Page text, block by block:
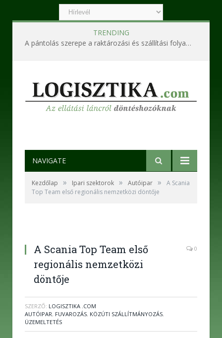
TRENDING
A pántolás szerepe a raktározási és szállítási folyamatokban
NAVIGATE
Kezdőlap » Ipari szektorok » Autóipar »
A Scania
Top Team első regionális nemzetközi döntője
A Scania Top Team első
regionális nemzetközi
döntője
0
SZERZŐ: LOGISZTIKA .COM
AUTÓIPAR, FUVAROZÁS, KÖZÚTI SZÁLLÍTMÁNYOZÁS,
ÜZEMELTETÉS